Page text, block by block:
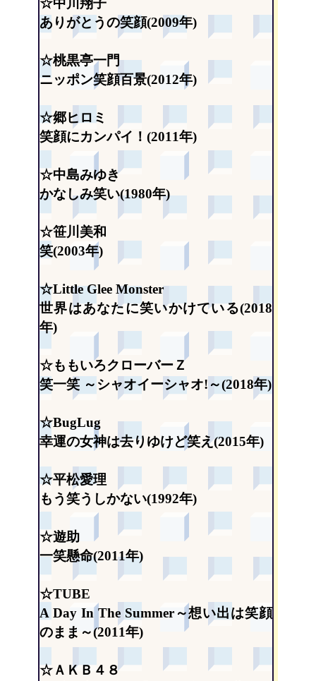
☆中川翔子
ありがとうの笑顔(2009年)
☆桃黒亭一門
ニッポン笑顔百景(2012年)
☆郷ヒロミ
笑顔にカンパイ！(2011年)
☆中島みゆき
かなしみ笑い(1980年)
☆笹川美和
笑(2003年)
☆Little Glee Monster
世界はあなたに笑いかけている(2018
年)
☆ももいろクローバーＺ
笑一笑 ～シャオイーシャオ!～(2018年)
☆BugLug
幸運の女神は去りゆけど笑え(2015年)
☆平松愛理
もう笑うしかない(1992年)
☆遊助
一笑懸命(2011年)
☆TUBE
A Day In The Summer～想い出は笑顔
のまま～(2011年)
☆ＡＫＢ４８